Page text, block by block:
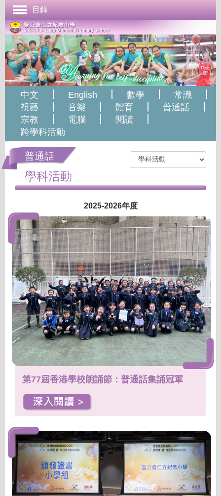
首頁
學校簡介
管理與組織
課程發展
成長支援
學生表現
校園生活
學校刊物
聯絡本校
目錄
中文 English 數學
常識
視藝
音樂 體育
普通話
宗教
電腦
閱讀
跨學科活動
普通話
學科活動
2025-2026年度
第77屆香港學校朗誦節：普通話集誦冠軍